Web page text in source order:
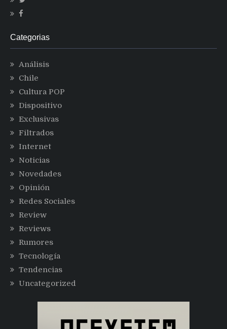
Categorias
Análisis
Chile
Cultura POP
Dispositivo
Exclusivas
Filtrados
Internet
Noticias
Novedades
Opinión
Redes Sociales
Review
Reviews
Rumores
Tecnología
Tendencias
Uncategorized